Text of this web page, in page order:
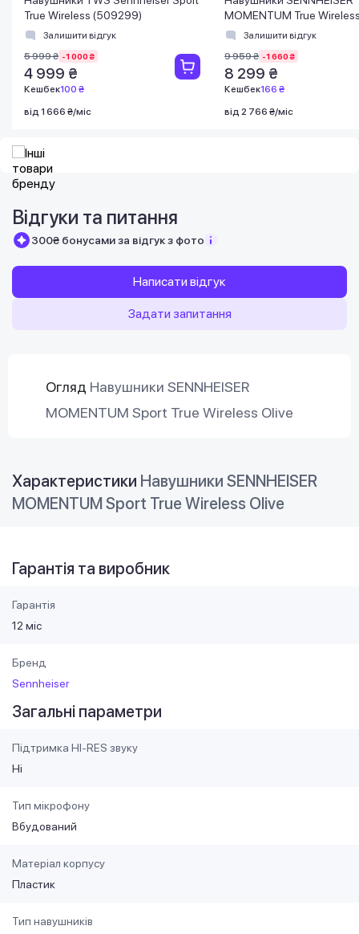
True Wireless (509299)
Залишити відгук
5 999 ₴ -1 000 ₴
4 999 ₴
Кешбек100 ₴
від 1 666 ₴/міс
MOMENTUM True
Залишити відгук
9 959 ₴ -1 660 ₴
8 299 ₴
Кешбек166 ₴
від 2 766 ₴/міс
Відгуки та питання
300₴ бонусами за відгук з фото
Написати відгук
Задати запитання
Огляд Навушники SENNHEISER
MOMENTUM Sport True Wireless Olive
Характеристики Навушники SENNHEISER
MOMENTUM Sport True Wireless Olive
Гарантія та виробник
Гарантія
12 міс
Бренд
Sennheiser
Загальні параметри
Підтримка HI-RES звуку
Ні
Тип мікрофону
Вбудований
Матеріал корпусу
Пластик
Тип навушників